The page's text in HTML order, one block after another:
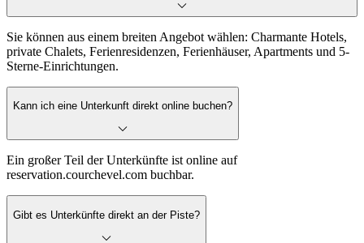
Sie können aus einem breiten Angebot wählen: Charmante Hotels,
private Chalets, Ferienresidenzen, Ferienhäuser, Apartments und 5-
Sterne-Einrichtungen.
Kann ich eine Unterkunft direkt online buchen?
Ein großer Teil der Unterkünfte ist online auf
reservation.courchevel.com buchbar.
Gibt es Unterkünfte direkt an der Piste?